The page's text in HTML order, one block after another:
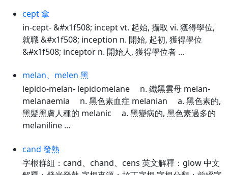
cept 拿
in-cept- &#x1f508; incept vt. 起始, 攝取 vi. 獲得學位,
就職 &#x1f508; inception n. 開始, 起初, 獲得學位
&#x1f508; inceptor n. 開始人, 獲得學位者 ...
melan、melen 黑
lepido-melan- lepidomelane n. 鐵黑雲母 melan-
melanaemia n. 黑色素血症 melanian a. 黑色素的,
黑髮黑膚人種的 melanic a. 黑變病的, 黑色素過多的
melaniline ...
cand 發熱
字根群組：cand、chand、cens 英文解釋：glow 中文